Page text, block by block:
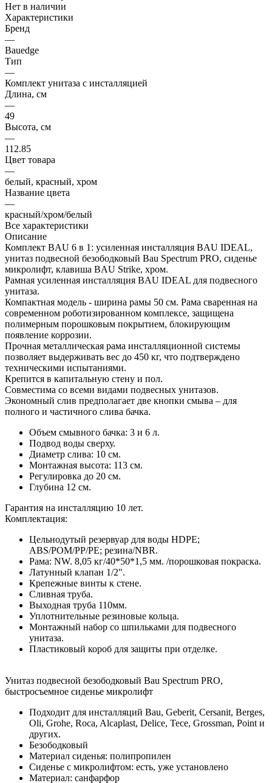
Нет в наличии
Характеристики
Бренд
—
Bauedge
Тип
—
Комплект унитаза c инсталляцией
Длина, см
—
49
Высота, см
—
112.85
Цвет товара
—
белый, красный, хром
Название цвета
—
красный/хром/белый
Все характеристики
Описание
Комплект BAU 6 в 1: усиленная инсталляция BAU IDEAL,
унитаз подвесной безободковый Bau Spectrum PRO, сиденье
микролифт, клавиша BAU Strike, хром.
Рамная усиленная инсталляция BAU IDEAL для подвесного
унитаза.
Компактная модель - ширина рамы 50 см. Рама сваренная на
современном роботизированном комплексе, защищена
полимерным порошковым покрытием, блокирующим
появление коррозии.
Прочная металлическая рама инсталляционной системы
позволяет выдерживать вес до 450 кг, что подтверждено
техническими испытаниями.
Крепится в капитальную стену и пол.
Совместима со всеми видами подвесных унитазов.
Экономный слив предполагает две кнопки смыва – для
полного и частичного слива бачка.
Объем смывного бачка: 3 и 6 л.
Подвод воды сверху.
Диаметр слива: 10 см.
Монтажная высота: 113 см.
Регулировка до 20 см.
Глубина 12 см.
Гарантия на инсталляцию 10 лет.
Комплектация:
Цельнодутый резервуар для воды HDPE;
ABS/POM/PP/PE; резина/NBR.
Рама: NW. 8,05 кг/40*50*1,5 мм. /порошковая покраска.
Латунный клапан 1/2".
Крепежные винты к стене.
Сливная труба.
Выходная труба 110мм.
Уплотнительные резиновые кольца.
Монтажный набор со шпильками для подвесного
унитаза.
Пластиковый короб для защиты при отделке.
Унитаз подвесной безободковый Bau Spectrum PRO,
быстросъемное сиденье микролифт
Подходит для инсталляций Bau, Geberit, Cersanit, Berges,
Oli, Grohe, Roca, Alcaplast, Delice, Tece, Grossman, Point и
других.
Безободковый
Материал сиденья: полипропилен
Сиденье с микролифтом: есть, уже установлено
Материал: санфарфор